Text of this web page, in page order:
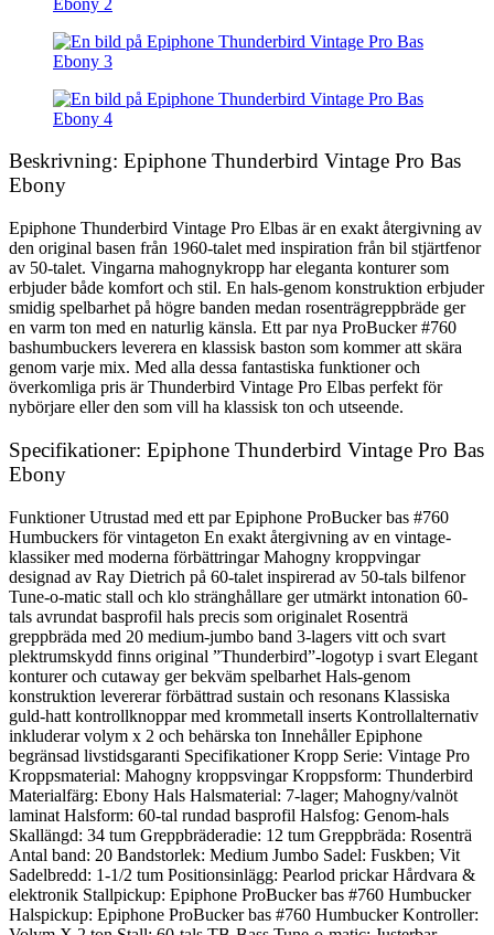
Beskrivning: Epiphone Thunderbird Vintage Pro Bas
Ebony
Epiphone Thunderbird Vintage Pro Elbas är en exakt återgivning av
den original basen från 1960-talet med inspiration från bil stjärtfenor
av 50-talet. Vingarna mahognykropp har eleganta konturer som
erbjuder både komfort och stil. En hals-genom konstruktion erbjuder
smidig spelbarhet på högre banden medan rosenträgreppbräde ger
en varm ton med en naturlig känsla. Ett par nya ProBucker #760
bashumbuckers leverera en klassisk baston som kommer att skära
genom varje mix. Med alla dessa fantastiska funktioner och
överkomliga pris är Thunderbird Vintage Pro Elbas perfekt för
nybörjare eller den som vill ha klassisk ton och utseende.
Specifikationer: Epiphone Thunderbird Vintage Pro Bas
Ebony
Funktioner Utrustad med ett par Epiphone ProBucker bas #760
Humbuckers för vintageton En exakt återgivning av en vintage-
klassiker med moderna förbättringar Mahogny kroppvingar
designad av Ray Dietrich på 60-talet inspirerad av 50-tals bilfenor
Tune-o-matic stall och klo stränghållare ger utmärkt intonation 60-
tals avrundat basprofil hals precis som originalet Rosenträ
greppbräda med 20 medium-jumbo band 3-lagers vitt och svart
plektrumskydd finns original ”Thunderbird”-logotyp i svart Elegant
konturer och cutaway ger bekväm spelbarhet Hals-genom
konstruktion levererar förbättrad sustain och resonans Klassiska
guld-hatt kontrollknoppar med krommetall inserts Kontrollalternativ
inkluderar volym x 2 och behärska ton Innehåller Epiphone
begränsad livstidsgaranti Specifikationer Kropp Serie: Vintage Pro
Kroppsmaterial: Mahogny kroppsvingar Kroppsform: Thunderbird
Materialfärg: Ebony Hals Halsmaterial: 7-lager; Mahogny/valnöt
laminat Halsform: 60-tal rundad basprofil Halsfog: Genom-hals
Skallängd: 34 tum Greppbräderadie: 12 tum Greppbräda: Rosenträ
Antal band: 20 Bandstorlek: Medium Jumbo Sadel: Fuskben; Vit
Sadelbredd: 1-1/2 tum Positionsinlägg: Pearlod prickar Hårdvara &
elektronik Stallpickup: Epiphone ProBucker bas #760 Humbucker
Halspickup: Epiphone ProBucker bas #760 Humbucker Kontroller: